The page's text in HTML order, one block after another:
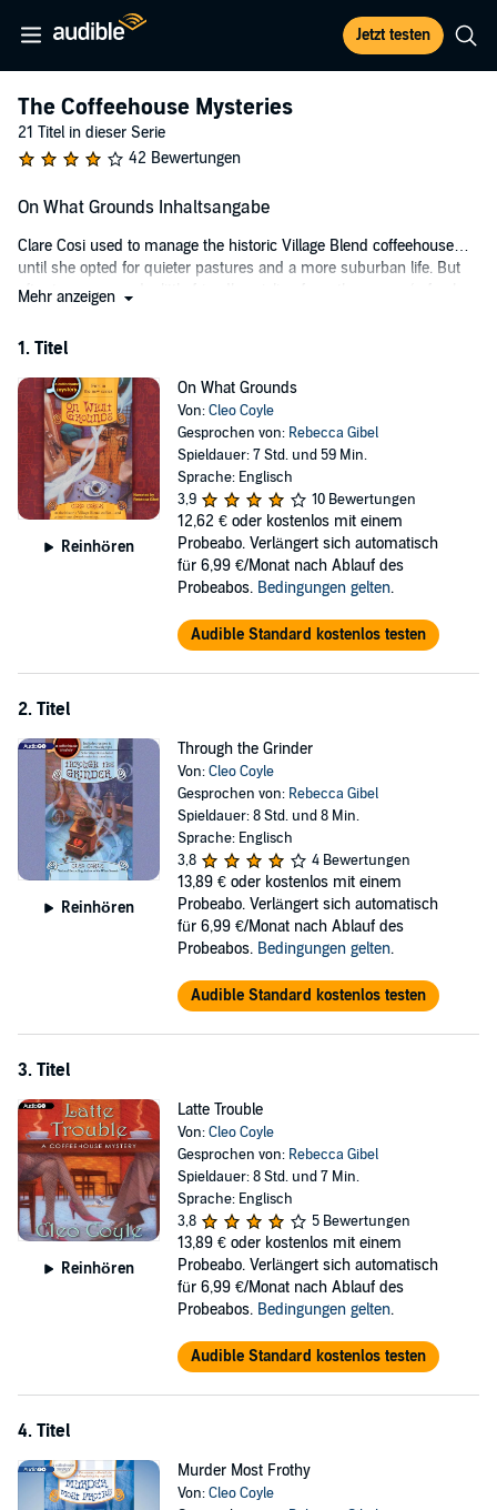
Jetzt testen
The Coffeehouse Mysteries
21 Titel in dieser Serie
42 Bewertungen
On What Grounds Inhaltsangabe
Clare Cosi used to manage the historic Village Blend coffeehouse…
until she opted for quieter pastures and a more suburban life. But
after ten years and a little friendly cajoling from the owner (a fresh
Village Blend, her cat Java by her side, and plenty of coffeehouse
redecorating ideas, Clare is thrilled to return to work. Until she
discovers the assistant manager unconscious in the back of the
store, coffee grounds strewn everywhere. Police arrive on the scene
to investigate. But when they find no sign of forced entry or foul play,
they deem it an accident. Case closed. But Clare is not convinced.
And after the police leave, there are a few things she just can't get
out of her mind… Why was the trash bin in the wrong place? If this
wasn't an accident, is Clare in danger? And… are all detectives this
handsome?
©2003 The Berkley Publishing Group. All rights reserved. (P)2011
Mehr anzeigen
1. Titel
Reinhören
On What Grounds
Von:Cleo Coyle
Gesprochen von: Rebecca Gibel
Spieldauer: 7 Std. und 59 Min.
Sprache: Englisch
3,9
10 Bewertungen
12,62 € oder kostenlos mit einem
Probeabo. Verlängert sich automatisch
für 6,99 €/Monat nach Ablauf des
Probeabos. Bedingungen gelten.
Audible Standard kostenlos testen
2. Titel
Reinhören
Through the Grinder
Von:Cleo Coyle
Gesprochen von: Rebecca Gibel
Spieldauer: 8 Std. und 8 Min.
Sprache: Englisch
3,8
4 Bewertungen
13,89 € oder kostenlos mit einem
Probeabo. Verlängert sich automatisch
für 6,99 €/Monat nach Ablauf des
Probeabos. Bedingungen gelten.
Audible Standard kostenlos testen
3. Titel
Reinhören
Latte Trouble
Von:Cleo Coyle
Gesprochen von: Rebecca Gibel
Spieldauer: 8 Std. und 7 Min.
Sprache: Englisch
3,8
5 Bewertungen
13,89 € oder kostenlos mit einem
Probeabo. Verlängert sich automatisch
für 6,99 €/Monat nach Ablauf des
Probeabos. Bedingungen gelten.
Audible Standard kostenlos testen
4. Titel
Murder Most Frothy
Von:Cleo Coyle